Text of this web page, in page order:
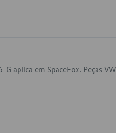
aplica em SpaceFox. Peças VW